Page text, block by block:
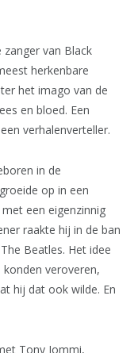
van Black
herkenbare
het imago van de
en bloed. Een
verhalenverteller.
in de
op in een
een eigenzinnig
raakte hij in de ban
Beatles. Het idee
veroveren,
hij dat ook wilde. En
Tony Iommi,